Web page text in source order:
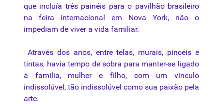
que incluía três painéis para o pavilhão brasileiro
na feira internacional em Nova York, não o
impediam de viver a vida familiar.
Através dos anos, entre telas, murais, pincéis e
tintas, havia tempo de sobra para manter-se ligado
à família, mulher e filho, com um vínculo
indissolúvel, tão indissolúvel como sua paixão pela
arte.